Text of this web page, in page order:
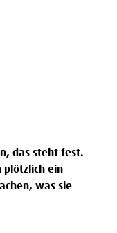
das steht fest.
plötzlich ein
was sie